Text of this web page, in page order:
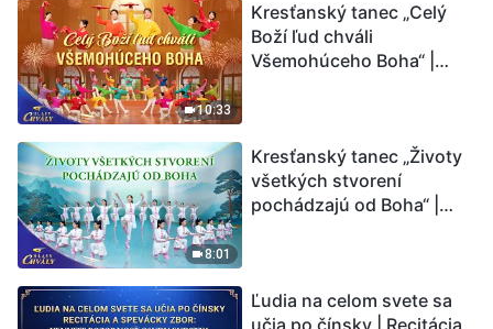
10:33
Kresťanský tanec „Celý
Boží ľud chváli
Všemohúceho Boha“ |
8:01
Kresťanský tanec „Životy
všetkých stvorení
pochádzajú od Boha“ |
Ľudia na celom svete sa
učia po čínsky | Recitácia